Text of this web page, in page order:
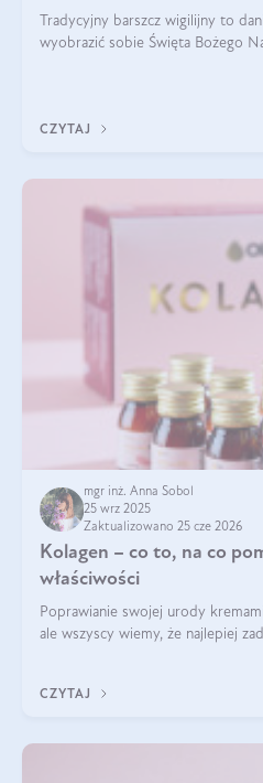
Tradycyjny barszcz wigilijny to
wyobrazić sobie Święta Bożego
CZYTAJ
mgr inż. Anna Sobol
25 wrz 2025
Zaktualizowano 25 cze 2026
Kolagen – co to, na co
właściwości
Poprawianie swojej urody
ale wszyscy wiemy, że najlepiej
wysokiej jakości suplem
CZYTAJ